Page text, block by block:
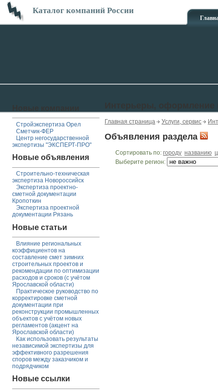
Каталог компаний России
Стройэкспертиза Орел
Сметчик-ФЕР
Центр негосударственной
экспертизы "ЭКСПЕРТ-ПРО"
Новые объявления
Строительно-техническая
экспертиза Новороссийск
Экспертиза проектно-
сметной документации
Кропоткин
Экспертиза проектной
документации Рязань
Новые статьи
Влияние региональных
коэффициентов на
составление смет зимних
строительных проектов и
рекомендации по оптимизации
расходов и сроков (с учётом
Ярославской области)
Практическое руководство по
корректировке сметной
документации при
реконструкции промышленных
объектов с учётом новых
регламентов (акцент на
Ярославской области)
Как использовать результаты
независимой экспертизы для
эффективного разрешения
споров между заказчиком и
подрядчиком
Новые ссылки
Главная страница Услуги, сервис
Объявления раздела
Сортировать по: городу названию
Выберите регион: